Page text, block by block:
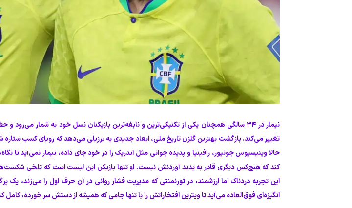
نیمار در ۳۴ سالگی همچنان یکی از تکنیکی‌ترین و نابغه‌ترین بازیکنان نسل خود به شمار
تغییر می‌کند. بازگشت بهترین گلزن تاریخ ملی، ابعاد جدیدی به برزیلی می‌دهد که رویای کسب
حالا وینیسیوس جونیور، رافینیا و پدیده جوانی مثل اندریک را در خود جای داده، نیمار نمی‌آید تا
این تجربه دردناک اما ارزشمند، در تورنمنتی که مدیریت فشار روانی در آن حرف اول را می‌زند،
انگیزه‌ای فوق‌العاده می‌آید تا ویترین افتخاراتش را با تنها جامی که همیشه از دستش سر خورده، کامل